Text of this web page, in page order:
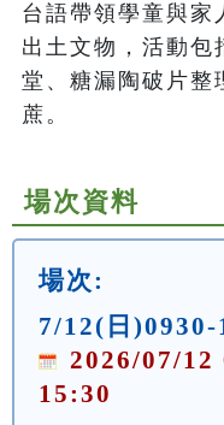
台語帶領學童與家
出土文物，活動包
堂、糖漏陶破片整
蔗。
場次資料
場次:
7/12(日)0930-
2026/07/12
15:30